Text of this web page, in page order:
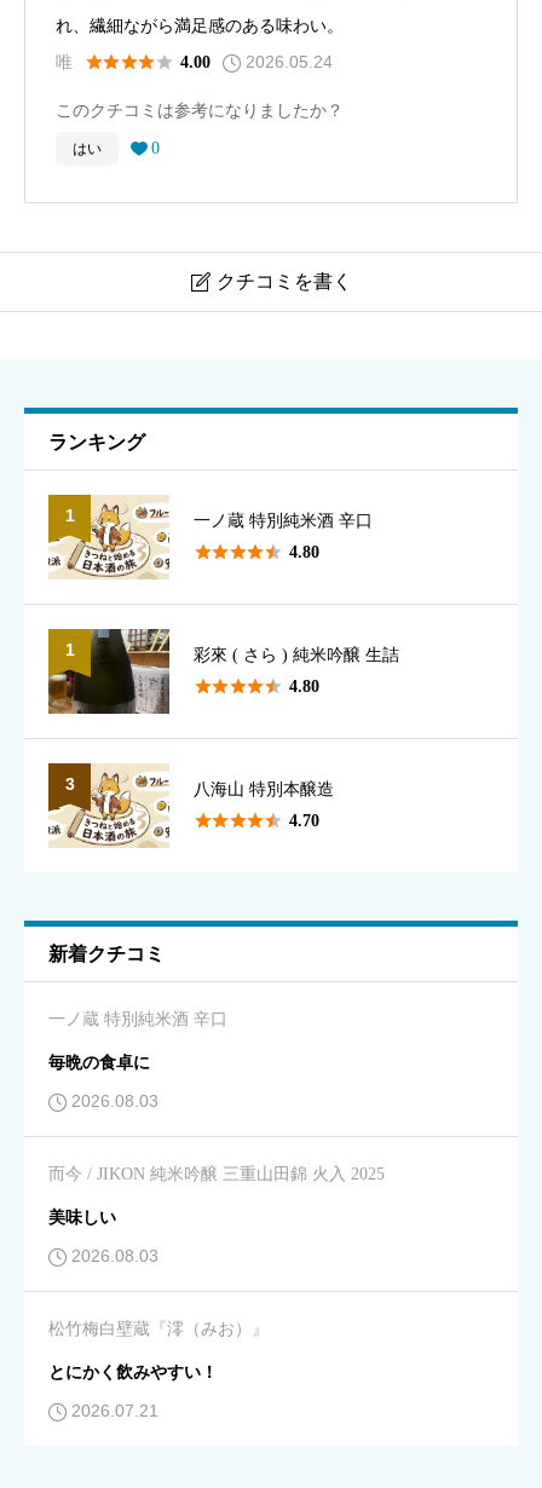
れ、繊細ながら満足感のある味わい。
唯  4.00 2026.05.24
このクチコミは参考になりましたか？
はい  0
 クチコミを書く
表示名として使用されます（本名でなくて構いません）
香り

味のわかりやすさ
キレ 必須
星の数をお選びください
飲みやすさ 必須
星の数をお選びください
コスパ 必須
ランキング
1 一ノ蔵 特別純米酒 辛口
 4.80
1 彩來 ( さら ) 純米吟醸 生詰
 4.80
3 八海山 特別本醸造
 4.70
新着クチコミ
一ノ蔵 特別純米酒 辛口
毎晩の食卓に
2026.08.03
而今 / JIKON 純米吟醸 三重山田錦 火入 2025
美味しい
2026.08.03
松竹梅白壁蔵『澪（みお）』
とにかく飲みやすい！
2026.07.21